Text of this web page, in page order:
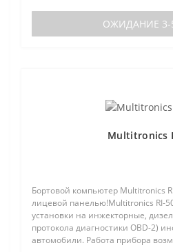
ОЖИДАНИЕ 3-
Multitronics
Бортовой компьютер Multitronics
лицевой панелью!Multitronics RI-
установки на инжекторные,
протокола диагностики OBD-2)
автомобили. Работа прибора